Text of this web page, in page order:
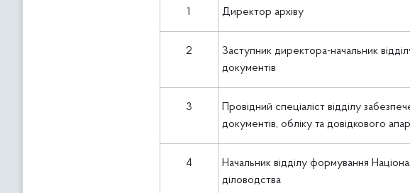
1 Директор архіву
2
Заступник директора-начальник
документів
3
Провідний спеціаліст відділу
документів, обліку та довідкового
4
Начальник відділу формування
діловодства